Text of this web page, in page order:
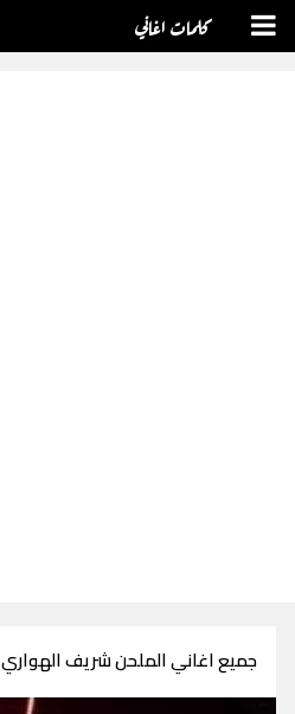
كلمات اغاني
جميع اغاني الملحن شريف الهواري 1 اغنية